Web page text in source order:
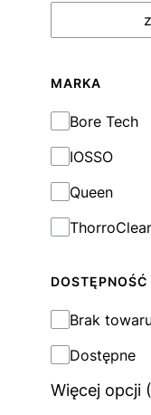
MARKA
Marka
Bore Tech
IOSSO
Queen
DOSTĘPNOŚĆ
Dostępność
Brak towaru
Dostępne
Więcej opcji